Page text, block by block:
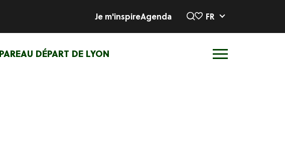
AU DÉPART DE LYON
Je m'inspireAgenda FR